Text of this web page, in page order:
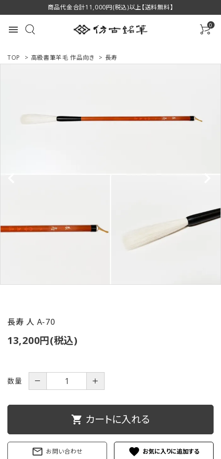
商品代金合計11,000円(税込)以上【送料無料】
menu 0
ご利用ガイド
特定商取引法について
TOP > 高級書筆羊毛 作品向き > 長寿
長寿 人 A-70
13,200円(税込)
数量 － ＋
shopping_cart カートに入れる
mail_outline お問い合わせ favorite